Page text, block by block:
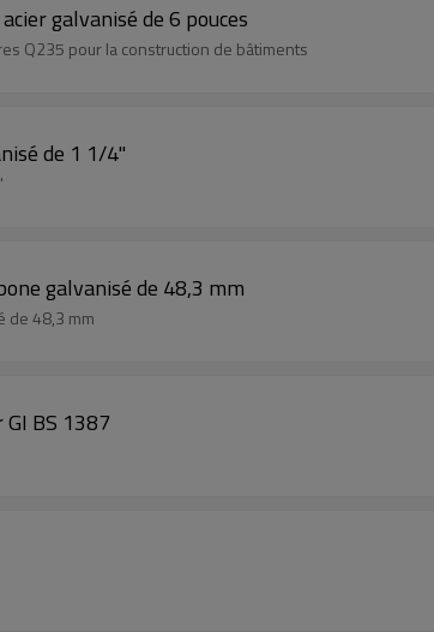
galvanisé de 6 pouces
Q235 pour la construction de bâtiments
de 1 1/4"
galvanisé de 48,3 mm
de 48,3 mm
BS 1387